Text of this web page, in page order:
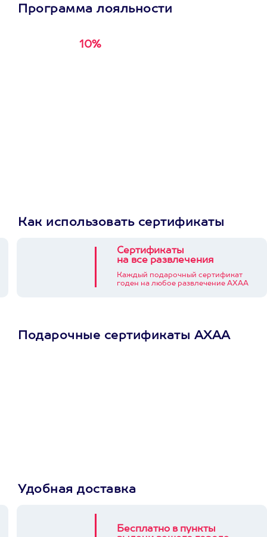
Программа лояльности
10%
Как использовать сертификаты
Сертификаты
на все развлечения
Каждый подарочный сертификат
годен на любое развлечение АХАА
Подарочные сертификаты АХАА
Удобная доставка
Бесплатно в пункты